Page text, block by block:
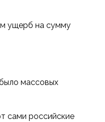
ущерб на сумму
массовых
сами российские